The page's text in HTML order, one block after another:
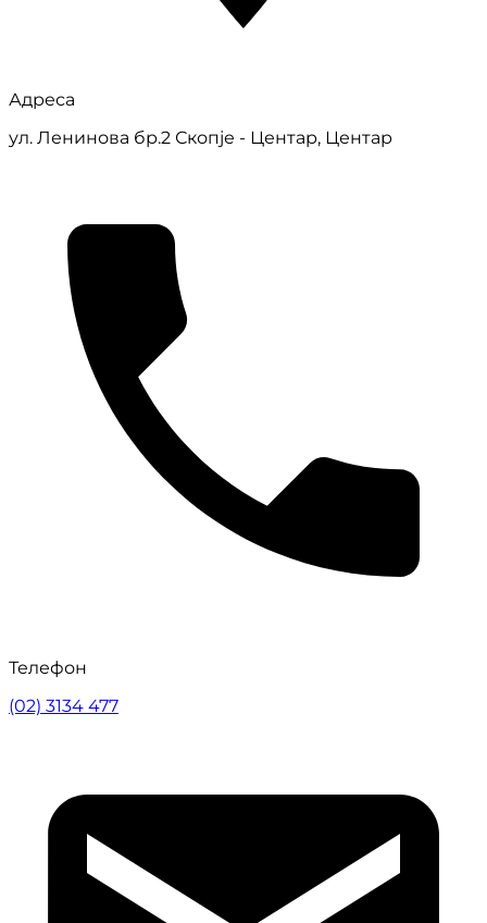
Адреса
ул. Ленинова бр.2 Скопје - Центар, Центар
Телефон
(02) 3134 477